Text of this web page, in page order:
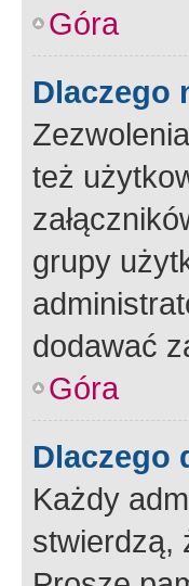
Góra
Dlaczego
też
grupy
dodawać
Góra
Dlaczego
Każdy
stwierdzą,